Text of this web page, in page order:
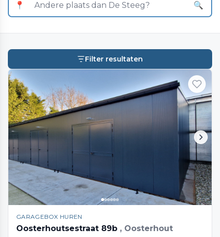
📍
🔍
Filter resultaten
GARAGEBOX HUREN
Oosterhoutsestraat 89b , Oosterhout